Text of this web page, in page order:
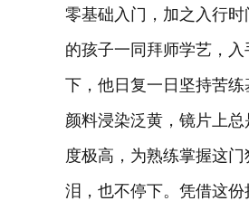
零基础入门，加之入行
的孩子一同拜师学艺，
下，他日复一日坚持苦
颜料浸染泛黄，镜片上
度极高，为熟练掌握这
泪，也不停下。凭借这